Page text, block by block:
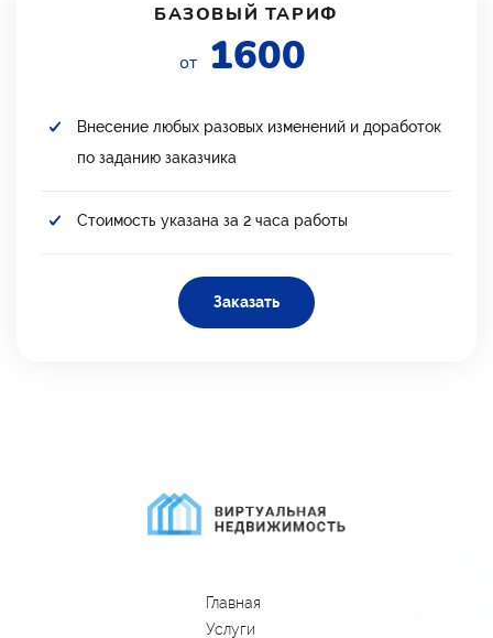
БАЗОВЫЙ ТАРИФ
от 1600
Внесение любых разовых изменений и доработок
по заданию заказчика
Стоимость указана за 2 часа работы
Заказать
Главная
Услуги